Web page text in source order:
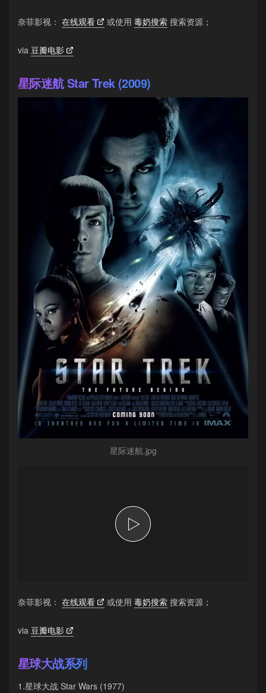
奈菲影视： 在线观看 或使用 毒奶搜索 搜索资源；
via 豆瓣电影
星际迷航 Star Trek (2009)
星际迷航.jpg
奈菲影视： 在线观看 或使用 毒奶搜索 搜索资源；
via 豆瓣电影
星球大战系列
1.星球大战 Star Wars (1977)